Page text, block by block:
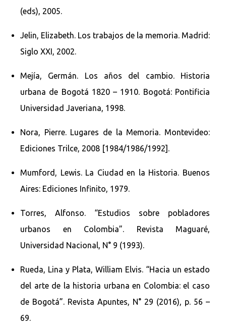
(eds), 2005.
Jelin, Elizabeth. Los trabajos de la memoria. Madrid:
Siglo XXI, 2002.
Mejía, Germán. Los años del cambio. Historia
urbana de Bogotá 1820 – 1910. Bogotá: Pontificia
Universidad Javeriana, 1998.
Nora, Pierre. Lugares de la Memoria. Montevideo:
Ediciones Trilce, 2008 [1984/1986/1992].
Mumford, Lewis. La Ciudad en la Historia. Buenos
Aires: Ediciones Infinito, 1979.
Torres, Alfonso. “Estudios sobre pobladores
urbanos en Colombia”. Revista Maguaré,
Universidad Nacional, N° 9 (1993).
Rueda, Lina y Plata, William Elvis. “Hacia un estado
del arte de la historia urbana en Colombia: el caso
de Bogotá”. Revista Apuntes, N° 29 (2016), p. 56 –
69.